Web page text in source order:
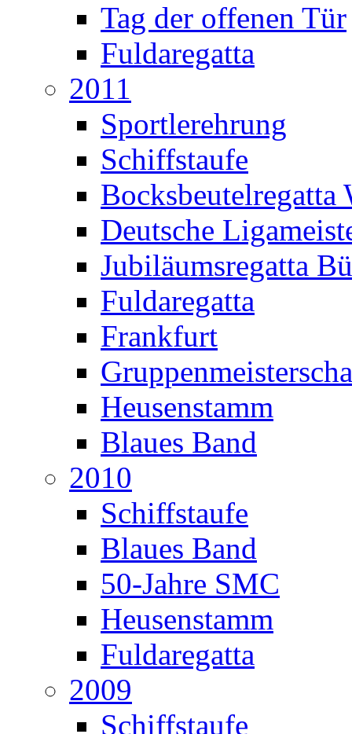
Tag der offenen Tür
Fuldaregatta
2011
Sportlerehrung
Schiffstaufe
Bocksbeutelregatta
Deutsche
Jubiläumsregatta
Fuldaregatta
Frankfurt
Heusenstamm
Blaues Band
2010
Schiffstaufe
Blaues Band
50-Jahre SMC
Heusenstamm
Fuldaregatta
2009
Schiffstaufe